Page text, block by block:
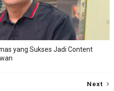
yang Sukses Jadi Content
Next